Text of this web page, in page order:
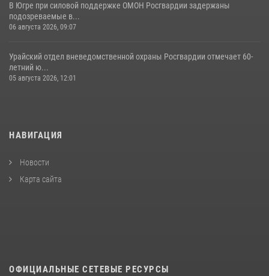
В Югре при силовой поддержке ОМОН Росгвардии задержаны
подозреваемые в...
06 августа 2026, 09:07
Урайский отдел вневедомственной охраны Росгвардии отмечает 60-
летний ю...
05 августа 2026, 12:01
НАВИГАЦИЯ
Новости
Карта сайта
ОФИЦИАЛЬНЫЕ СЕТЕВЫЕ РЕСУРСЫ